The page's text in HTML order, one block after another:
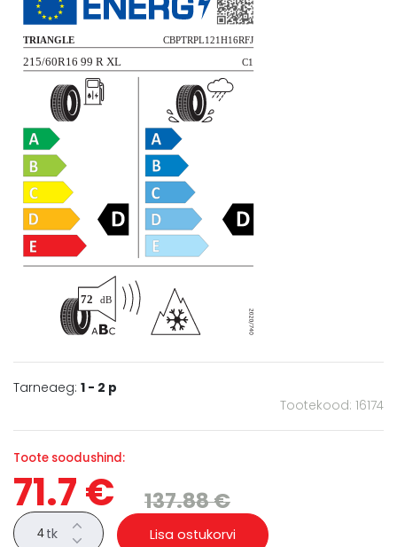
Tarneaeg: 1 - 2 p
Tootekood: 16174
Toote soodushind:
71.7 € 137.88 €
tk Lisa ostukorvi